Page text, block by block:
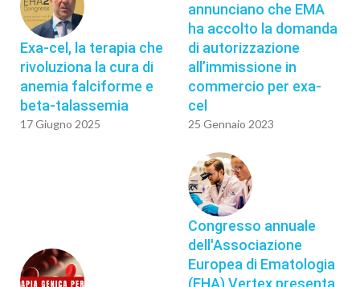
Exa-cel, la terapia che
rivoluziona la cura di
anemia falciforme e
beta-talassemia
17 Giugno 2025
annunciano che EMA
ha accolto la domanda
di autorizzazione
all’immissione in
commercio per exa-
cel
25 Gennaio 2023
Congresso annuale
dell'Associazione
Europea di Ematologia